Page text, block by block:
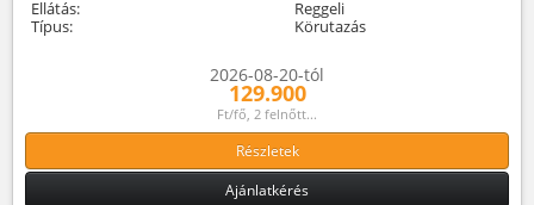
Ellátás:
Reggeli
Típus:
Körutazás
2026-08-20-tól
129.900
Ft/fő, 2 felnőtt...
Részletek
Ajánlatkérés